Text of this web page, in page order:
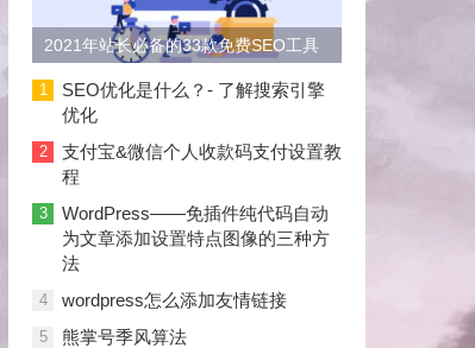
2021年站长必备的33款免费SEO工具
大合集
1
SEO优化是什么？- 了解搜索引擎
优化
2
支付宝&微信个人收款码支付设置教
程
3
WordPress——免插件纯代码自动
为文章添加设置特点图像的三种方
法
4 wordpress怎么添加友情链接
5 熊掌号季风算法